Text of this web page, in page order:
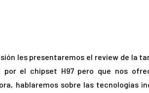
les presentaremos el review de la
por el chipset H97 pero que nos
hablaremos sobre las tecnologías